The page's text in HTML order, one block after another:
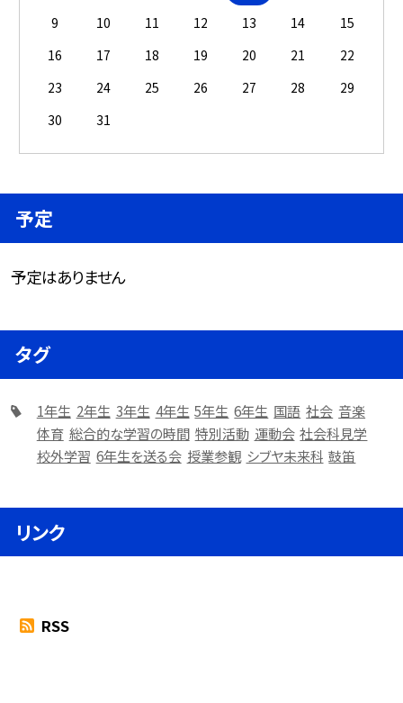
9
10 11 12 13 14
15
16
17 18 19 20 21
22
23
24 25 26 27 28
29
30
31
予定
予定はありません
タグ
1年生 2年生 3年生 4年生 5年生 6年生 国語 社会 音楽
体育 総合的な学習の時間 特別活動 運動会 社会科見学
校外学習 6年生を送る会 授業参観 シブヤ未来科 鼓笛
リンク
RSS